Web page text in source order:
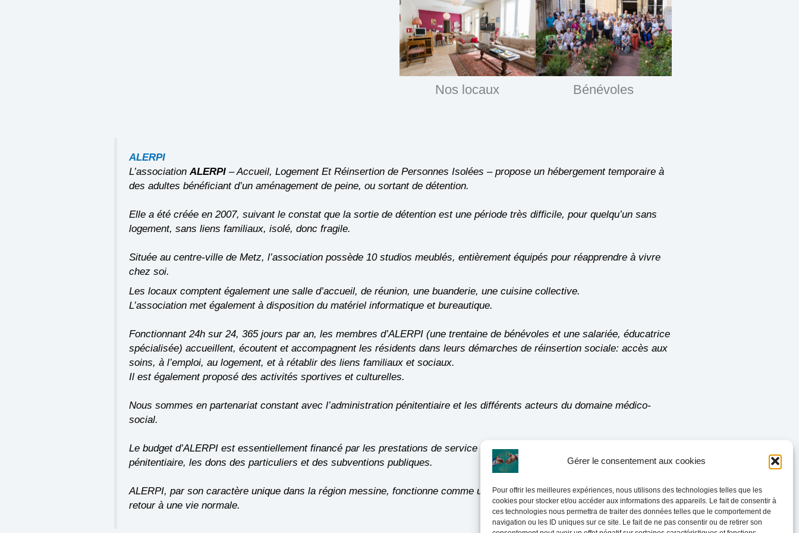
Gérer le consentement aux cookies
Pour offrir les meilleures expériences, nous utilisons des technologies telles que les
cookies pour stocker et/ou accéder aux informations des appareils. Le fait de consentir à
ces technologies nous permettra de traiter des données telles que le comportement de
navigation ou les ID uniques sur ce site. Le fait de ne pas consentir ou de retirer son
Nos locaux Bénévoles
ALERPI
L’association ALERPI –Accueil, Logement Et Réinsertion de Personnes Isolées – propose un hébergement temporaire à
des adultes bénéficiant d’un aménagement de peine, ou sortant de détention.
Elle a été créée en 2007, suivant le constat que la sortie de détention est une période très difficile, pour quelqu’un sans
logement, sans liens familiaux, isolé, donc fragile.
Située au centre-ville de Metz, l’association possède 10 studios meublés, entièrement équipés pour réapprendre à vivre
chez soi.
Les locaux comptent également une salle d’accueil, de réunion, une buanderie, une cuisine collective.
L’association met également à disposition du matériel informatique et bureautique.
Fonctionnant 24h sur 24, 365 jours par an, les membres d’ALERPI (une trentaine de bénévoles et une salariée, éducatrice
spécialisée) accueillent, écoutent et accompagnent les résidents dans leurs démarches de réinsertion sociale: accès aux
soins, à l’emploi, au logement, et à rétablir des liens familiaux et sociaux.
Il est également proposé des activités sportives et culturelles.
Nous sommes en partenariat constant avec l’administration pénitentiaire et les différents acteurs du domaine médico-
social.
Le budget d’ALERPI est essentiellement financé par les prestations de service et les subventions de l’administration
pénitentiaire, les dons des particuliers et des subventions publiques.
ALERPI, par son caractère unique dans la région messine, fonctionne comme un véritable sas, entre l’incarcération et le
retour à une vie normale.